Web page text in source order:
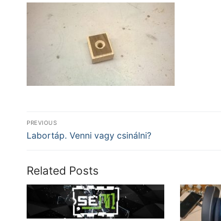
Bejegyzés
navigáció
PREVIOUS
Previous
Labortáp. Venni vagy csinálni?
Related Posts